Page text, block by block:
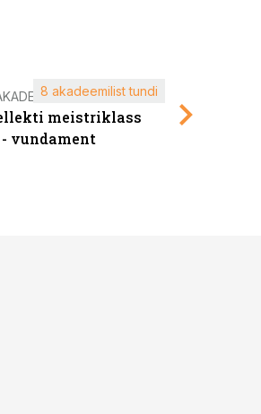
meistriklass
vundament
8 akadeemilist tundi